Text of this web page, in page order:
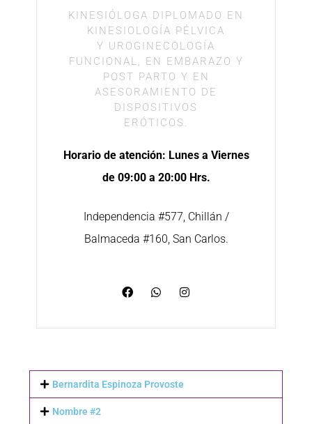
KINESIÓLOGA DIPLOMADO EN
KINESIOLOGÍA PÉLVICA
Y UROGINECOLOGÍA
FUNCIONAL, EN EMBARAZO Y
POST PARTO Y EN
ASESORAMIENTO DE
DISPOSITIVOS
ERÓTICOS.
Horario de atención: Lunes a Viernes
de 09:00 a 20:00 Hrs.
Independencia #577, Chillán /
Balmaceda #160, San Carlos.
Bernardita Espinoza Provoste
Nombre #2